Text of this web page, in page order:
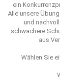
ein
Alle unsere
und
schwächere
aus
Wählen Sie